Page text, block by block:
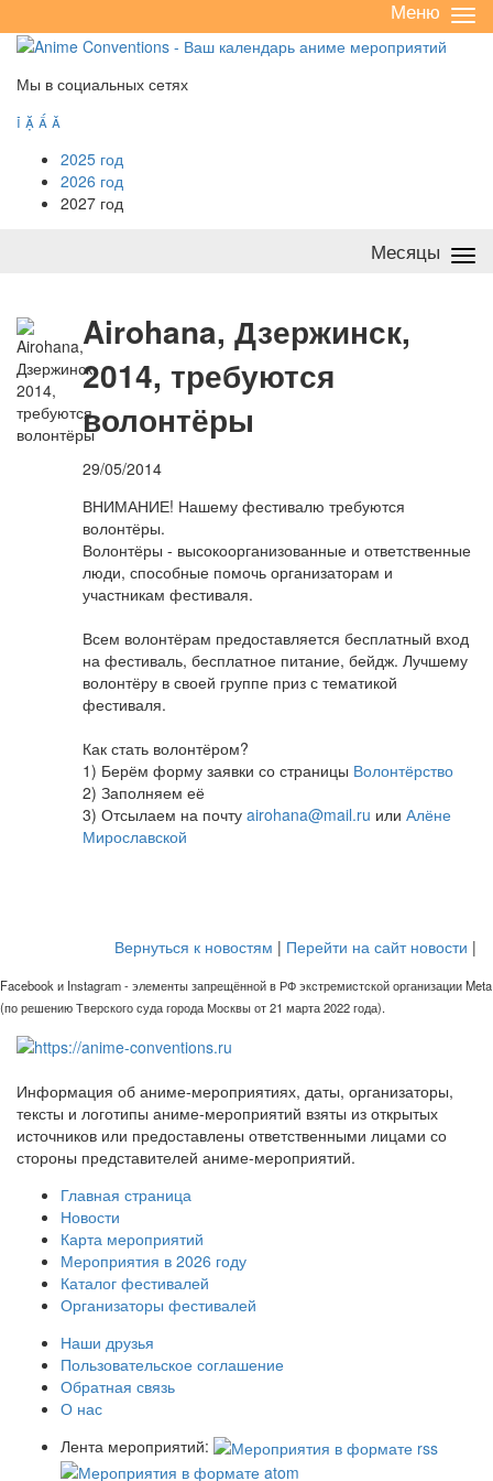
/
Меню
Мы в социальных сетях
   
2025 год
2026 год
2027 год
Месяцы
Airohana, Дзержинск,
2014, требуются
волонтёры
29/05/2014
ВНИМАНИЕ! Нашему фестивалю требуются
волонтёры.
Волонтёры - высокоорганизованные и ответственные
люди, способные помочь организаторам и
участникам фестиваля.
Всем волонтёрам предоставляется бесплатный вход
на фестиваль, бесплатное питание, бейдж. Лучшему
волонтёру в своей группе приз с тематикой
фестиваля.
Как стать волонтёром?
1) Берём форму заявки со страницы Волонтёрство
2) Заполняем её
3) Отсылаем на почту airohana@mail.ru или Алёне
Мирославской
Вернуться к новостям | Перейти на сайт новости |
Facebook и Instagram - элементы запрещённой в РФ экстремистской организации Meta
(по решению Тверского суда города Москвы от 21 марта 2022 года).
Информация об аниме-мероприятиях, даты, организаторы,
тексты и логотипы аниме-мероприятий взяты из открытых
источников или предоставлены ответственными лицами со
стороны представителей аниме-мероприятий.
Главная страница
Новости
Карта мероприятий
Мероприятия в 2026 году
Каталог фестивалей
Организаторы фестивалей
Наши друзья
Пользовательское соглашение
Обратная связь
О нас
Лента мероприятий: